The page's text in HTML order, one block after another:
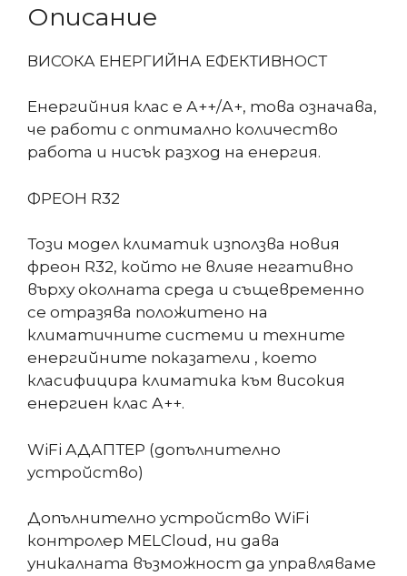
Описание
ВИСОКА ЕНЕРГИЙНА ЕФЕКТИВНОСТ
Енергийния клас е А++/А+, това означава,
че работи с оптимално количество
работа и нисък разход на енергия.
ФРЕОН R32
Този модел климатик използва новия
фреон R32, който не влияе негативно
върху околната среда и същевременно
се отразява положитено на
климатичните системи и техните
енергийните показатели , което
класифицира климатика към високия
енергиен клас А++.
WiFi АДАПТЕР (допълнително
устройство)
Допълнително устройство WiFi
контролер MELCloud, ни дава
уникалната възможност да управляваме